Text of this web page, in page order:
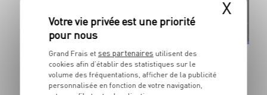
Élaborée en
France
Pizza 4fromages
À réchauffer
Dans la limite des stocks disponibles
X
Grand Frais et ses partenaires utilisent des
cookies afin d’établir des statistiques sur le
volume des fréquentations, afficher de la publicité
personnalisée en fonction de votre navigation,